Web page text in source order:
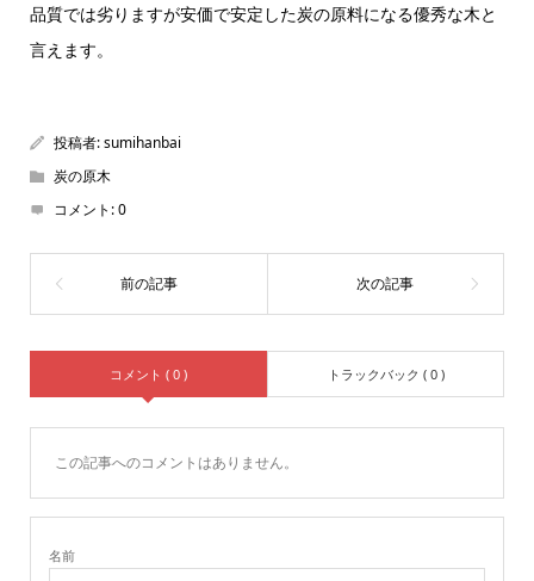
品質では劣りますが安価で安定した炭の原料になる優秀な木と
言えます。
投稿者:sumihanbai
炭の原木
コメント:0
コメント ( 0 ) トラックバック ( 0 )
この記事へのコメントはありません。
名前